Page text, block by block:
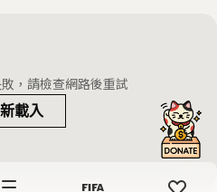
，請檢查網路後重試
載入